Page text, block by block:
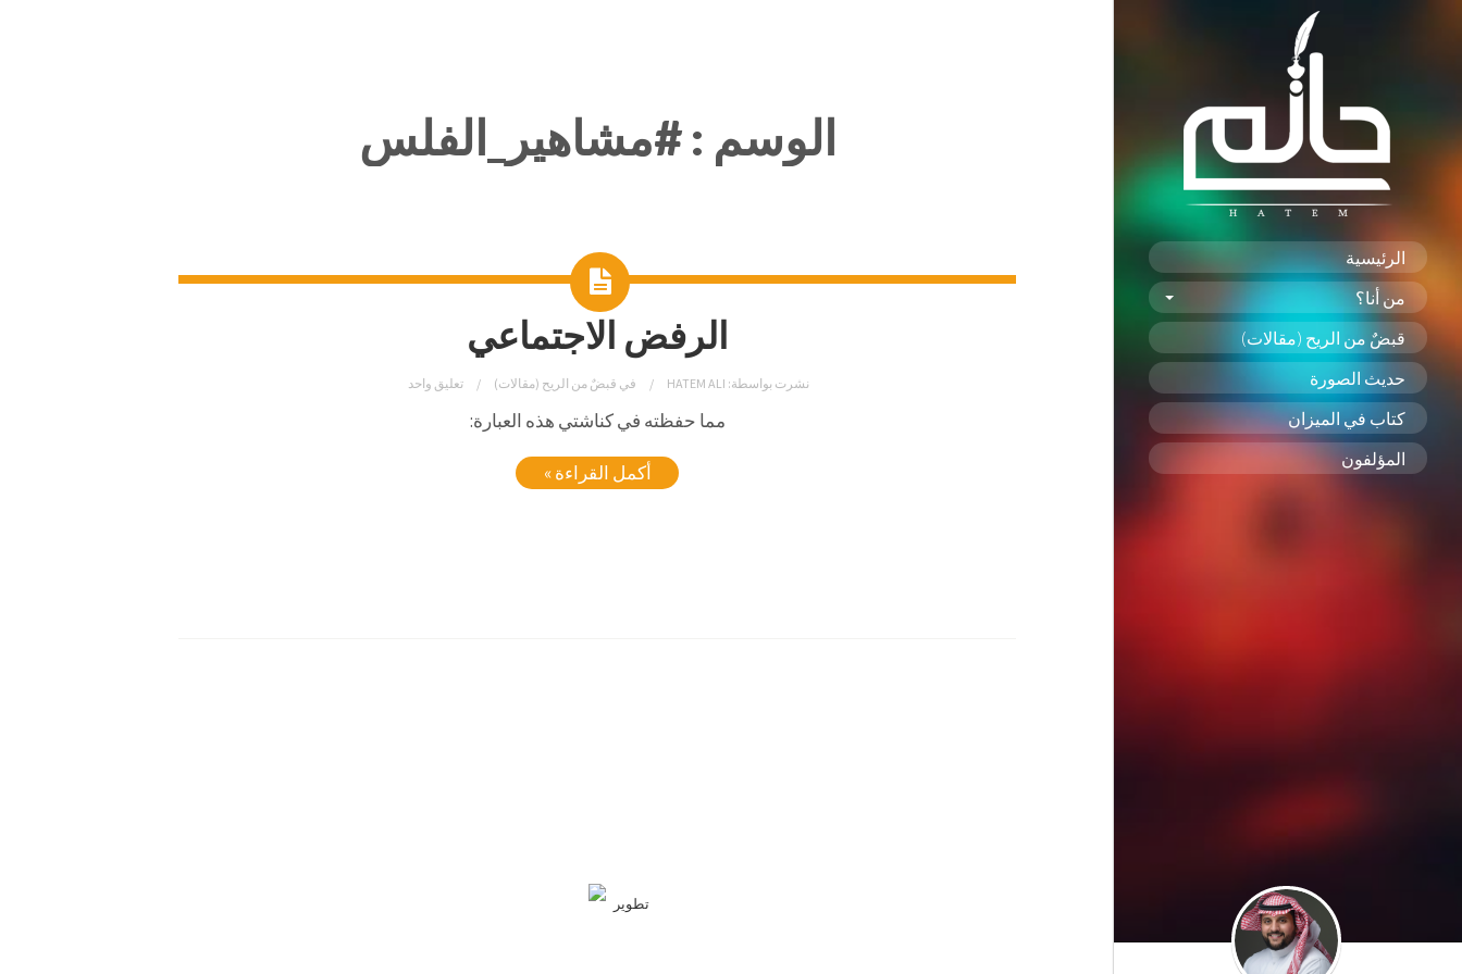
الرئيسية
من أنا؟
قبضٌ من الريح (مقالات)
حديث الصورة
كتاب في الميزان
المؤلفون
الوسم :#مشاهير_الفلس
الرفض الاجتماعي
نشرت بواسطة: HATEM ALI في قبضٌ من الريح (مقالات) تعليق واحد
مما حفظته في كناشتي هذه العبارة:
أكمل القراءة »
تطوير